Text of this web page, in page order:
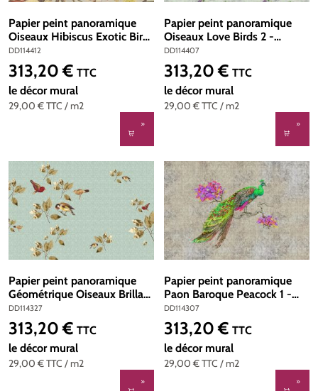
Papier peint panoramique
Oiseaux Hibiscus Exotic Birds
1 - Référence DD114412 -
Intissé 200g/m2 - Standard
400 x 270
DD114412
29,00 €TTC / m2
Prix régulier :
313,20 € TTC
le décor mural
Papier peint panoramique
Oiseaux Love Birds 2 -
Référence DD114407 -
Intissé 200g/m2 - Standard
400 x 270
DD114407
29,00 €TTC / m2
Prix régulier :
313,20 € TTC
le décor mural
Papier peint panoramique
Géométrique Oiseaux Brillant
birds 2 - Référence DD114327
- Intissé 200g/m2 - Standard
400 x 270
DD114327
29,00 €TTC / m2
Prix régulier :
313,20 € TTC
le décor mural
Papier peint panoramique
Paon Baroque Peacock 1 -
Référence DD114307 -
Intissé 200g/m2 - Standard
400 x 270
DD114307
29,00 €TTC / m2
Prix régulier :
313,20 € TTC
le décor mural